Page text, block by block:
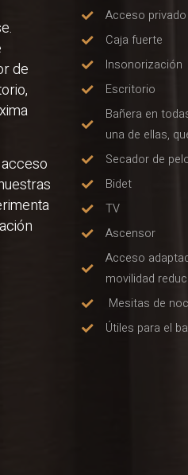
de
Acceso
⁠Caja fuerte
⁠Insonorización
⁠Escritorio
Bañera en
una de ellas,
Secador de
⁠Bidet
⁠TV
⁠Ascensor
⁠Acceso
movilidad
Mesitas de
Útiles para el